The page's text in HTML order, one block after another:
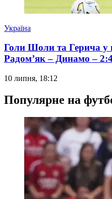
Україна
Голи Шоли та Герича у
Радом’як – Динамо –
10 липня, 18:12
Популярне на